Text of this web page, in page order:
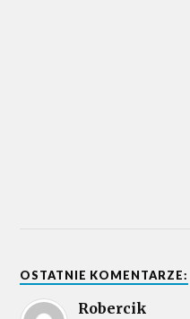
OSTATNIE KOMENTARZE:
Robercik